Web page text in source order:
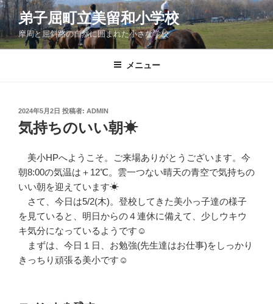
コ
ン
テ
ン
弟子屈町立美留和小学校
摩周と屈斜路の自然に囲まれた小さな学校
メニュー
投
稿
日:
2024年5月2日 投稿者: ADMIN
気持ちのいい朝☀
美小HPへようこそ。ご来場ありがとうございます。今
朝8:00の気温は＋12℃。雲一つない晴天の青空で気持ちの
いい朝を迎えています☀
さて、今日は5/2(木)。登校してきた美小っ子達の様子
を見ていると、明日からの４連休に備えて、少しウキウ
キ気分になっているようです☺
まずは、今日１日、お勉強(先生達はお仕事)をしっかり
きっちり頑張る美小です☺